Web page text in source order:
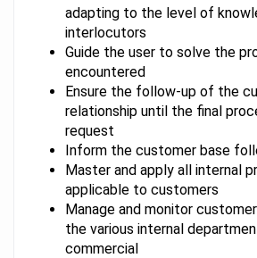
adapting to the level of
interlocutors
Guide the user to solve the
encountered
Ensure the follow-up of the
relationship until the final
request
Inform the customer base
Master and apply all internal
applicable to customers
Manage and monitor
the various internal
commercial